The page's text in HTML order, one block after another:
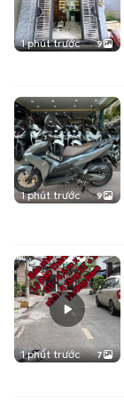
1 phút trước 9
1 phút trước 9
1 phút trước 7